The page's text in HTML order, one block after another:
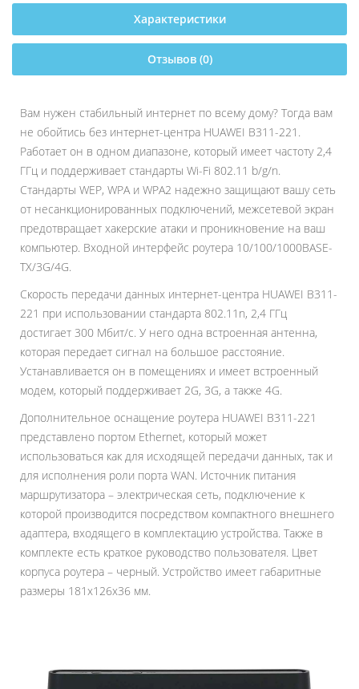
Характеристики
Отзывов (0)
Вам нужен стабильный интернет по всему дому? Тогда вам
не обойтись без интернет-центра HUAWEI B311-221.
Работает он в одном диапазоне, который имеет частоту 2,4
ГГц и поддерживает стандарты Wi-Fi 802.11 b/g/n.
Стандарты WEP, WPA и WPA2 надежно защищают вашу сеть
от несанкционированных подключений, межсетевой экран
предотвращает хакерские атаки и проникновение на ваш
компьютер. Входной интерфейс роутера 10/100/1000BASE-
TX/3G/4G.
Скорость передачи данных интернет-центра HUAWEI B311-
221 при использовании стандарта 802.11n, 2,4 ГГц
достигает 300 Мбит/с. У него одна встроенная антенна,
которая передает сигнал на большое расстояние.
Устанавливается он в помещениях и имеет встроенный
модем, который поддерживает 2G, 3G, а также 4G.
Дополнительное оснащение роутера HUAWEI B311-221
представлено портом Ethernet, который может
использоваться как для исходящей передачи данных, так и
для исполнения роли порта WAN. Источник питания
маршрутизатора – электрическая сеть, подключение к
которой производится посредством компактного внешнего
адаптера, входящего в комплектацию устройства. Также в
комплекте есть краткое руководство пользователя. Цвет
корпуса роутера – черный. Устройство имеет габаритные
размеры 181x126x36 мм.